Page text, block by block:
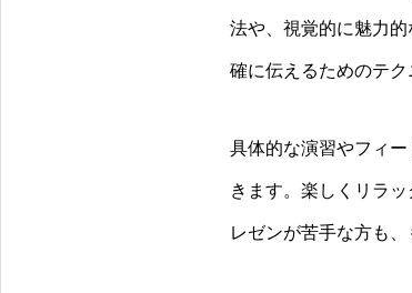
法や、視覚的に魅力
確に伝えるためのテ
具体的な演習やフィ
きます。楽しくリラ
レゼンが苦手な方も